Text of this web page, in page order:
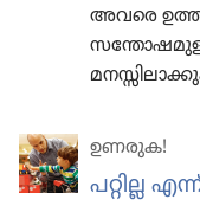
അവരെ
ഉണരുക!
പറ്റില്ല